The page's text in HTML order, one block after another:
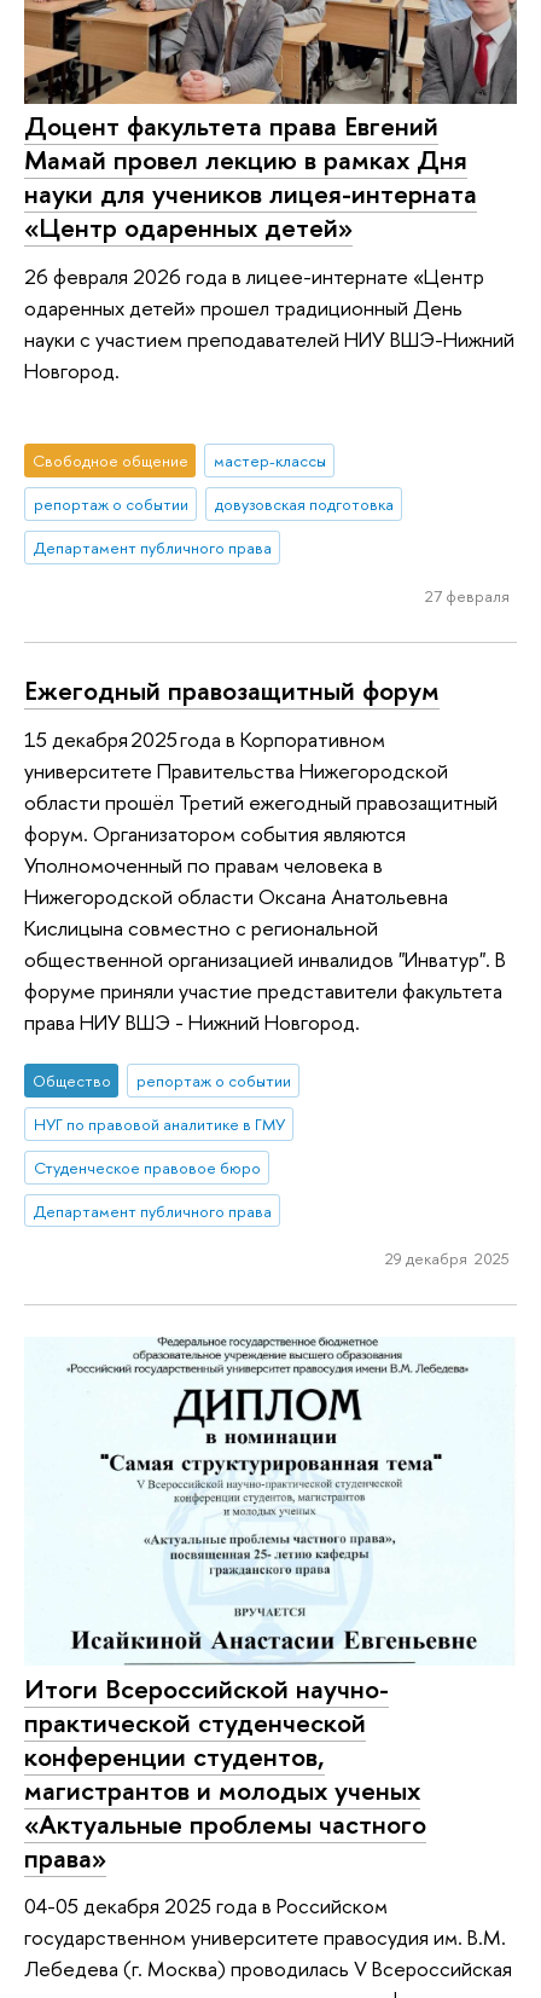
Доцент факультета права Евгений
Мамай провел лекцию в рамках Дня
науки для учеников лицея-интерната
«Центр одаренных детей»
26 февраля 2026 года в лицее-интернате «Центр
одаренных детей» прошел традиционный День
науки с участием преподавателей НИУ ВШЭ-Нижний
Новгород.
Свободное общение
мастер-классы
репортаж о событии
довузовская подготовка
Департамент публичного права
27 февраля
Ежегодный правозащитный форум
15 декабря 2025 года в Корпоративном
университете Правительства Нижегородской
области прошёл Третий ежегодный правозащитный
форум. Организатором события являются
Уполномоченный по правам человека в
Нижегородской области Оксана Анатольевна
Кислицына совместно с региональной
общественной организацией инвалидов "Инватур". В
форуме приняли участие представители факультета
права НИУ ВШЭ - Нижний Новгород.
Общество
репортаж о событии
НУГ по правовой аналитике в ГМУ
Студенческое правовое бюро
Департамент публичного права
29 декабря 2025
Итоги Всероссийской научно-
практической студенческой
конференции студентов,
магистрантов и молодых ученых
«Актуальные проблемы частного
права»
04-05 декабря 2025 года в Российском
государственном университете правосудия им. В.М.
Лебедева (г. Москва) проводилась V Всероссийская